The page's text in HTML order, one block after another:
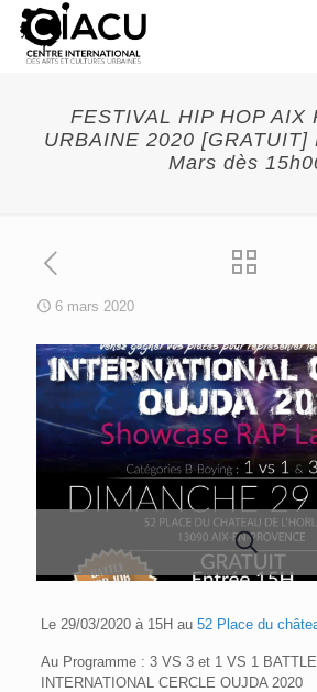
FESTIVAL HIP HOP AIX
URBAINE 2020 [GRATUIT]
Mars dès
6 mars 2020
Le 29/03/2020 à 15H au 52 Place du
Au Programme : 3 VS 3 et 1 VS 1
INTERNATIONAL CERCLE OUJDA 2020